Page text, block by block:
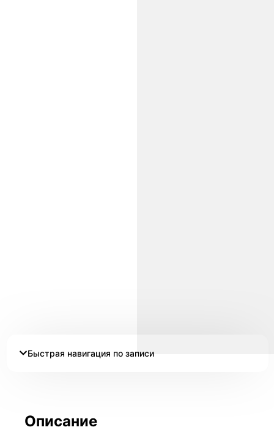
Быстрая навигация по записи
Описание